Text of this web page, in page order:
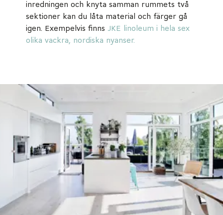
inredningen och knyta samman rummets två
sektioner kan du låta material och färger gå
igen. Exempelvis finns JKE linoleum i hela sex
olika vackra, nordiska nyanser.